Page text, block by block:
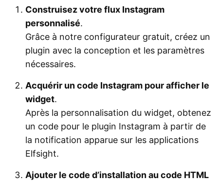
Construisez votre flux Instagram
personnalisé.
Grâce à notre configurateur gratuit, créez un
plugin avec la conception et les paramètres
nécessaires.
Acquérir un code Instagram pour afficher le
widget.
Après la personnalisation du widget, obtenez
un code pour le plugin Instagram à partir de
la notification apparue sur les applications
Elfsight.
Ajouter le code d’installation au code HTML